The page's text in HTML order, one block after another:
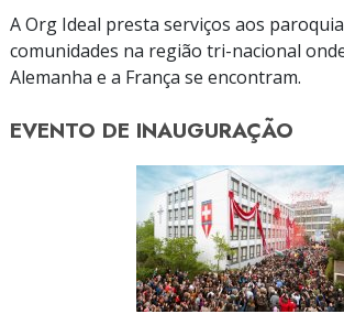
A Org Ideal presta serviços aos
comunidades na região tri-nacional
Alemanha e a França se encontram.
EVENTO DE INAUGURAÇÃO